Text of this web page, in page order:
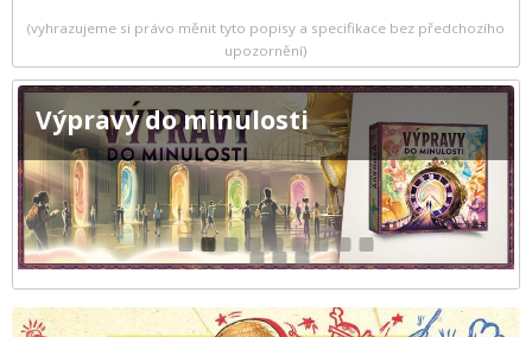
(vyhrazujeme si právo měnit tyto popisy a specifikace bez předchozího
upozornění)
Výpravy do minulosti